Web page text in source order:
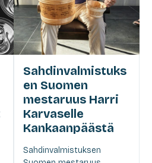
Sahdinvalmistuks
en Suomen
mestaruus Harri
Karvaselle
Kankaanpäästä
Sahdinvalmistuksen